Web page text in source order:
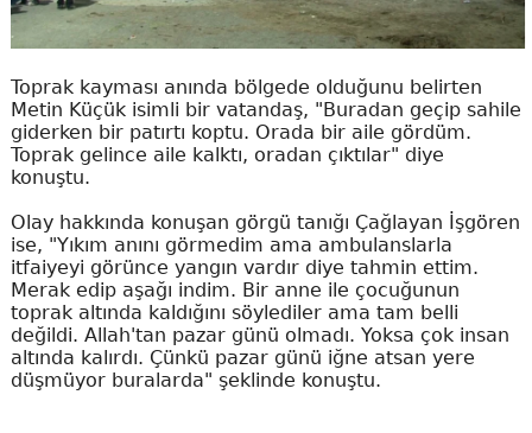
Toprak kayması anında bölgede olduğunu belirten
Metin Küçük isimli bir vatandaş, "Buradan geçip sahile
giderken bir patırtı koptu. Orada bir aile gördüm.
Toprak gelince aile kalktı, oradan çıktılar" diye
konuştu.
Olay hakkında konuşan görgü tanığı Çağlayan İşgören
ise, "Yıkım anını görmedim ama ambulanslarla
itfaiyeyi görünce yangın vardır diye tahmin ettim.
Merak edip aşağı indim. Bir anne ile çocuğunun
toprak altında kaldığını söylediler ama tam belli
değildi. Allah'tan pazar günü olmadı. Yoksa çok insan
altında kalırdı. Çünkü pazar günü iğne atsan yere
düşmüyor buralarda" şeklinde konuştu.